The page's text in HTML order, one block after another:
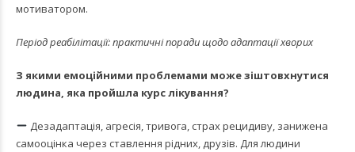
мотиватором.
Період реабілітації: практичні поради щодо адаптації хворих
З якими емоційними проблемами може зіштовхнутися
людина, яка пройшла курс лікування?
Дезадаптація, агресія, тривога, страх рецидиву, занижена
самооцінка через ставлення рідних, друзів. Для людини